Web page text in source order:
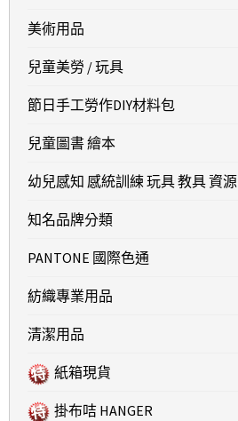
美術用品
兒童美勞 / 玩具
節日手工勞作DIY材料包
兒童圖書 繪本
幼兒感知 感統訓練 玩具 教具 資源
知名品牌分類
PANTONE 國際色通
紡織專業用品
清潔用品
紙箱現貨
掛布咭 HANGER